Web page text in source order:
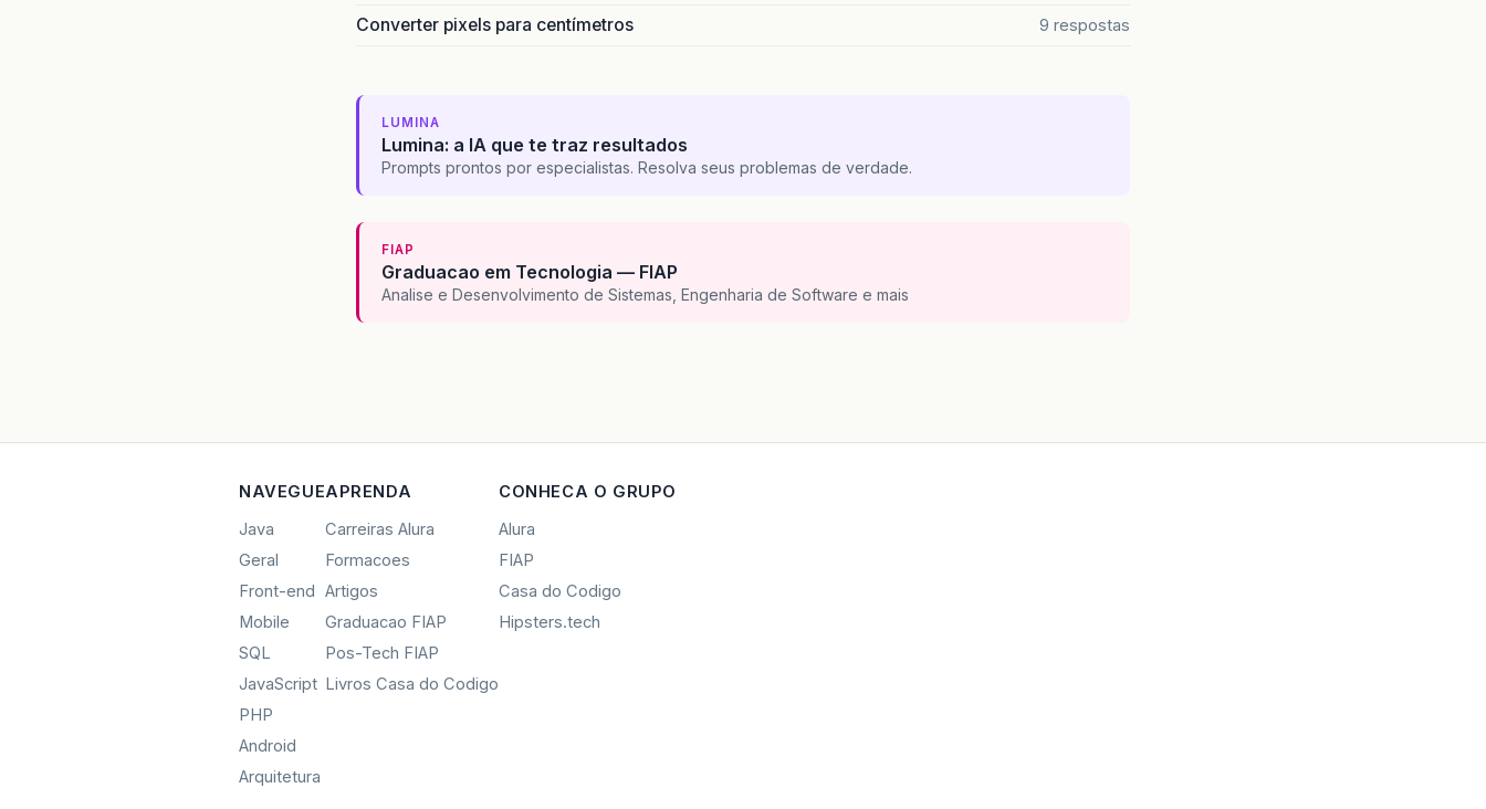
Converter pixels para centímetros 9 respostas
LUMINA
Lumina: a IA que te traz resultados
Prompts prontos por especialistas. Resolva seus problemas de verdade.
FIAP
Graduacao em Tecnologia — FIAP
Analise e Desenvolvimento de Sistemas, Engenharia de Software e mais
NAVEGUE
Java
Geral
Front-end
Mobile
SQL
JavaScript
PHP
Android
Arquitetura
APRENDA
Carreiras Alura
Formacoes
Artigos
Graduacao FIAP
Pos-Tech FIAP
Livros Casa do Codigo
CONHECA O GRUPO
Alura
FIAP
Casa do Codigo
Hipsters.tech